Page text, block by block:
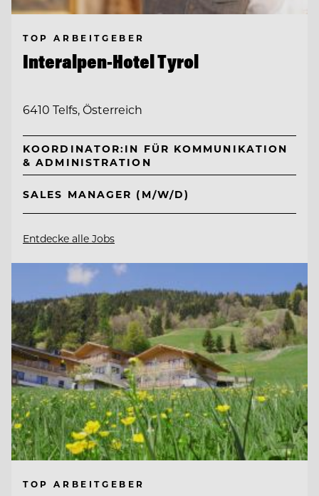
TOP ARBEITGEBER
Interalpen-Hotel Tyrol
6410 Telfs, Österreich
KOORDINATOR:IN FÜR KOMMUNIKATION
& ADMINISTRATION
SALES MANAGER (M/W/D)
Entdecke alle Jobs
TOP ARBEITGEBER